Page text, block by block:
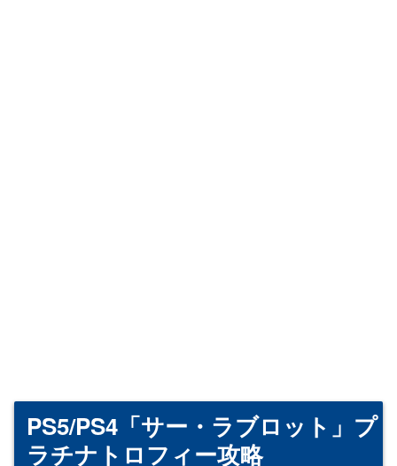
PS5/PS4「サー・ラブロット」プ
ラチナトロフィー攻略